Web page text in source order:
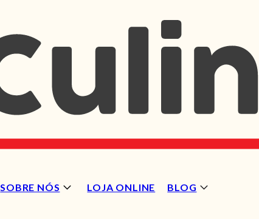
SOBRE NÓS LOJA ONLINE BLOG